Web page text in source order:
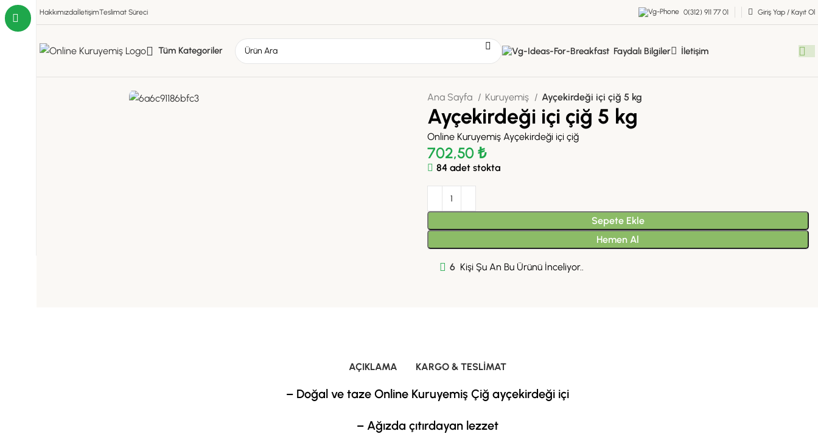
HakkımızdaİletişimTeslimat Süreci 0(312) 911 77 01 Giriş Yap / Kayıt Ol
Tüm Kategoriler Faydalı Bilgiler İletişim
Ana Sayfa Kuruyemiş Ayçekirdeği içi çiğ 5 kg
Ayçekirdeği içi çiğ 5 kg
Online Kuruyemiş Ayçekirdeği içi çiğ
702,50 ₺
84 adet stokta
Sepete Ekle
Hemen Al
6 Kişi Şu An Bu Ürünü İnceliyor..
AÇIKLAMA KARGO & TESLIMAT
– Doğal ve taze Online Kuruyemiş Çiğ ayçekirdeği içi
– Ağızda çıtırdayan lezzet